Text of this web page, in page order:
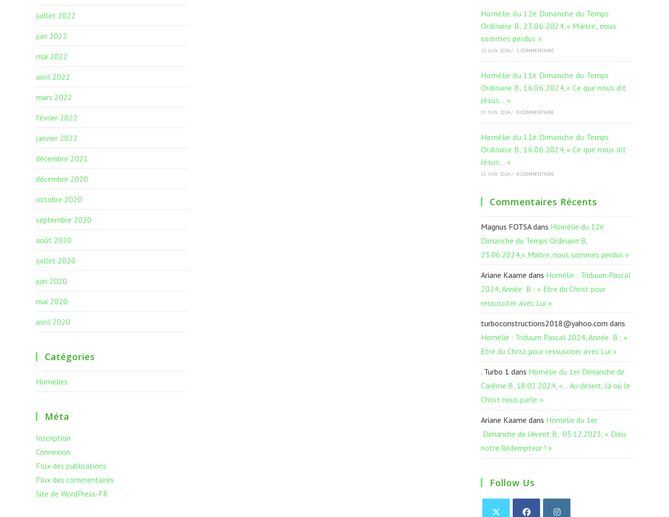
juillet 2022
juin 2022
mai 2022
avril 2022
mars 2022
février 2022
janvier 2022
décembre 2021
décembre 2020
octobre 2020
septembre 2020
août 2020
juillet 2020
juin 2020
mai 2020
avril 2020
Catégories
Homélies
Méta
Inscription
Connexion
Flux des publications
Flux des commentaires
Site de WordPress-FR
Homélie du 12è Dimanche du Temps
Ordinaire B, 23.06.2024,« Maitre, nous
sommes perdus »
22 JUIN 2024 / 1 COMMENTAIRE
Homélie du 11è Dimanche du Temps
Ordinaire B, 16.06.2024,« Ce que nous dit
Jésus… »
15 JUIN 2024 / 0 COMMENTAIRE
Homélie du 11è Dimanche du Temps
Ordinaire B, 16.06.2024,« Ce que nous dit
Jésus… »
15 JUIN 2024 / 0 COMMENTAIRE
Commentaires Récents
Magnus FOTSAdans Homélie du 12è
Dimanche du Temps Ordinaire B,
23.06.2024,« Maitre, nous sommes perdus »
Ariane Kaame dans Homélie : Triduum Pascal
2024, Année B ; « Etre du Christ pour
ressusciter avec Lui »
turboconstructions2018@yahoo.com dans
Homélie : Triduum Pascal 2024, Année B ; «
Etre du Christ pour ressusciter avec Lui »
. Turbo 1 dans Homélie du 1er Dimanche de
Carême B, 18.02.2024, «… Au désert, là où le
Christ nous parle. »
Ariane Kaame dans Homélie du 1er
Dimanche de l’Avent B, 03.12.2023, « Dieu
notre Rédempteur ! »
Follow Us